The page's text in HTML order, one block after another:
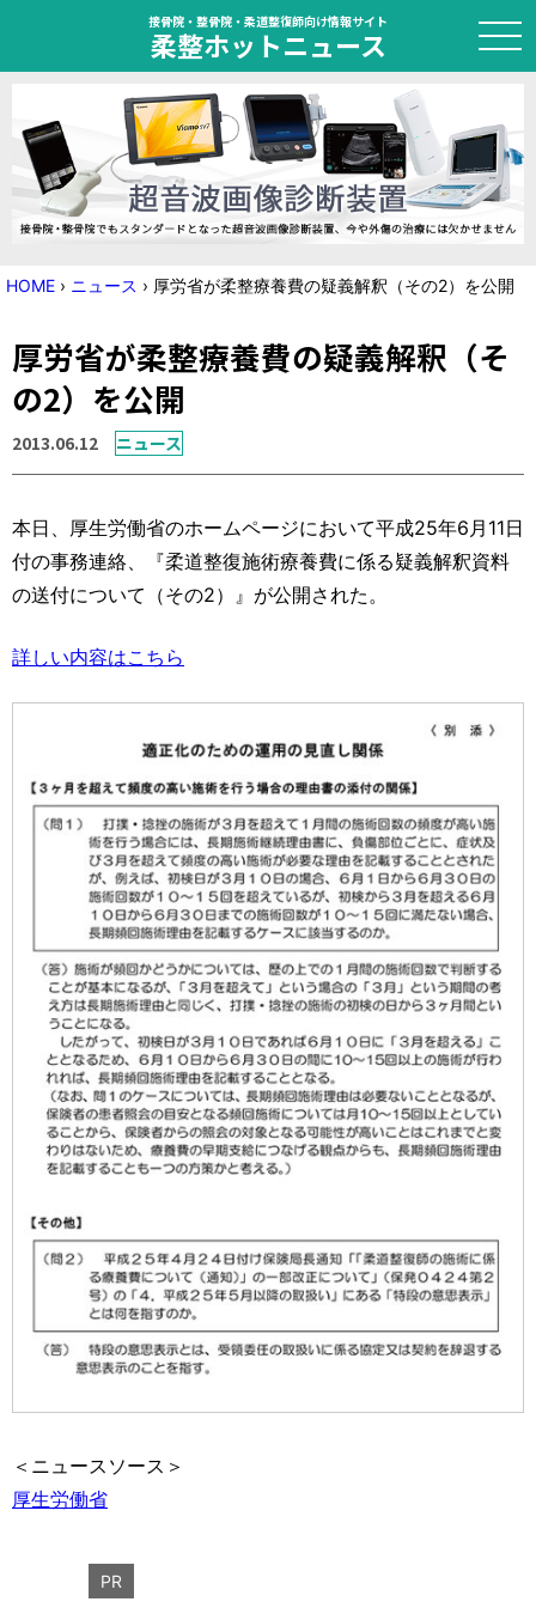
接骨院・整骨院・柔道整復師向け情報サイト
柔整ホットニュース
HOME
トピック
ニュース
国家試験対策
学会・セミナー情報
運営元 お問い合わせ
HOME › ニュース › 厚労省が柔整療養費の疑義解釈（その2）を公開
厚労省が柔整療養費の疑義解釈（そ
の2）を公開
2013.06.12 ニュース
本日、厚生労働省のホームページにおいて平成25年6月11日
付の事務連絡、『柔道整復施術療養費に係る疑義解釈資料
の送付について（その2）』が公開された。
詳しい内容はこちら
＜ニュースソース＞
厚生労働省
PR